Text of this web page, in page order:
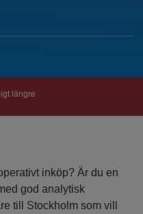
längre
inköp? Är du en
god analytisk
till Stockholm som vill